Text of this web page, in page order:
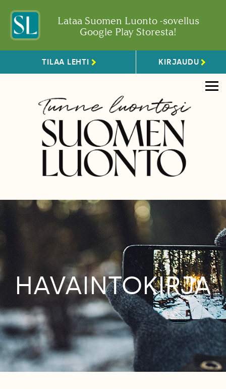
Lataa Suomen Luonto -sovellus
Google Play Storesta!
TILAA LEHTI KIRJAUDU
HAVAINTOKIRJA